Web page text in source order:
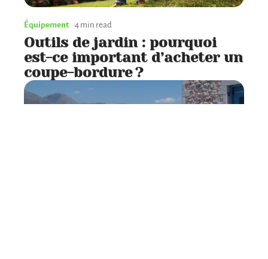
Équipement 4 min read
Outils de jardin : pourquoi
est-ce important d’acheter un
coupe-bordure ?